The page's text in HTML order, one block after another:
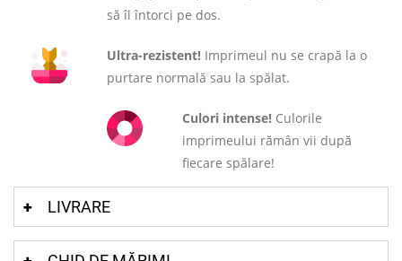
să îl întorci pe dos.
Ultra-rezistent! Imprimeul nu se crapă la o
purtare normală sau la spălat.
Culori intense! Culorile
imprimeului rămân vii după
fiecare spălare!
LIVRARE